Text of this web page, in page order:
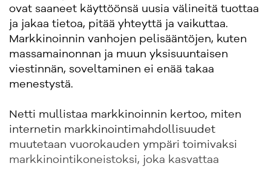
ovat saaneet käyttöönsä uusia välineitä tuottaa
ja jakaa tietoa, pitää yhteyttä ja vaikuttaa.
Markkinoinnin vanhojen pelisääntöjen, kuten
massamainonnan ja muun yksisuuntaisen
viestinnän, soveltaminen ei enää takaa
menestystä.
Netti mullistaa markkinoinnin kertoo, miten
internetin markkinointimahdollisuudet
muutetaan vuorokauden ympäri toimivaksi
markkinointikoneistoksi, joka kasvattaa